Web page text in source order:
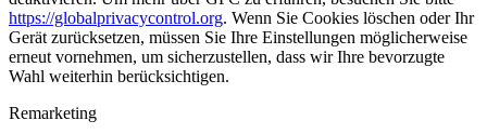
https://globalprivacycontrol.org. Wenn Sie Cookies löschen oder Ihr
Gerät zurücksetzen, müssen Sie Ihre Einstellungen möglicherweise
erneut vornehmen, um sicherzustellen, dass wir Ihre bevorzugte
Wahl weiterhin berücksichtigen.
Remarketing